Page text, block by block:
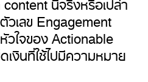
วเลข Engagement
ใจของ Actionable
เงินที่ใช้ไปมีความหมาย